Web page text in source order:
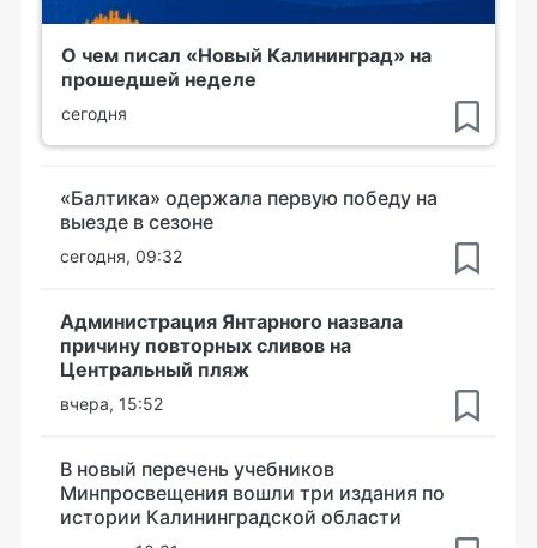
О чем писал «Новый Калининград» на
прошедшей неделе
сегодня
«Балтика» одержала первую победу на
выезде в сезоне
сегодня, 09:32
Администрация Янтарного назвала
причину повторных сливов на
Центральный пляж
вчера, 15:52
В новый перечень учебников
Минпросвещения вошли три издания по
истории Калининградской области